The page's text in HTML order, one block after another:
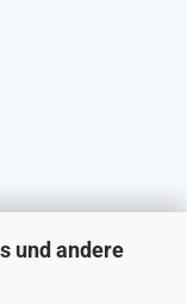
und andere